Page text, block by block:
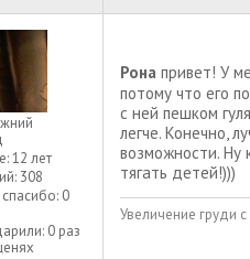
12 лет
308
0
0 раз
Рона привет! У
потому что его
с ней пешком
легче. Конечно,
возможности. Ну
тягать детей!)))
Увеличение груди